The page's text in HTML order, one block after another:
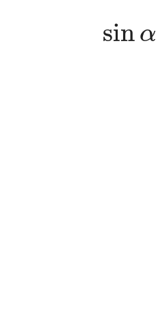
sin α
sinα